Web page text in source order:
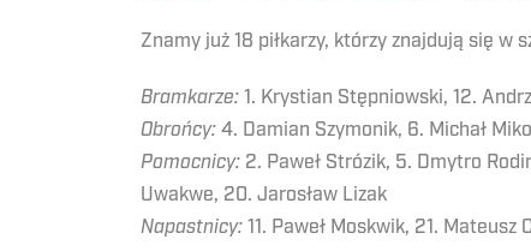
Znamy już 18 piłkarzy, którzy znajdują się w
Bramkarze: 1. Krystian Stępniowski, 12.
Obrońcy: 4. Damian Szymonik, 6. Michał
Pomocnicy: 2. Paweł Strózik, 5. Dmytro
Uwakwe, 20. Jarosław Lizak
Napastnicy: 11. Paweł Moskwik, 21. Mateusz